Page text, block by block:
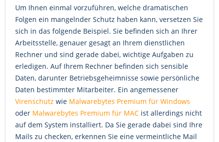
Um Ihnen einmal vorzuführen, welche dramatischen
Folgen ein mangelnder Schutz haben kann, versetzen Sie
sich in das folgende Beispiel. Sie befinden sich an Ihrer
Arbeitsstelle, genauer gesagt an Ihrem dienstlichen
Rechner und sind gerade dabei, wichtige Aufgaben zu
erledigen. Auf Ihrem Rechner befinden sich sensible
Daten, darunter Betriebsgeheimnisse sowie persönliche
Daten bestimmter Mitarbeiter. Ein angemessener
Virenschutz wie Malwarebytes Premium für Windows
oder Malwarebytes Premium für MAC ist allerdings nicht
auf dem System installiert. Da Sie gerade dabei sind Ihre
Mails zu checken, erkennen Sie eine vermeintliche Mail